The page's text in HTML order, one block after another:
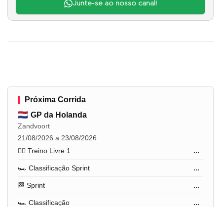
Junte-se ao nosso canal!
Próxima Corrida
GP da Holanda
Zandvoort
21/08/2026 a 23/08/2026
🏋️‍♂️ Treino Livre 1
...
🏎️ Classificação Sprint ...
🏁 Sprint ...
🏎️ Classificação ...